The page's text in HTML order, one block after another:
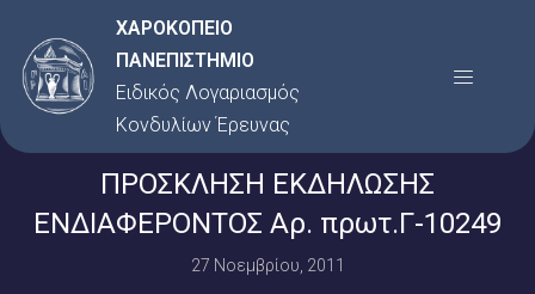
στο
περιεχόμενο
ΧΑΡΟΚΟΠΕΙΟ
ΠΑΝΕΠΙΣΤΗΜΙΟ
Ειδικός Λογαριασμός
Κονδυλίων Έρευνας
Menu
ΠΡΟΣΚΛΗΣΗ ΕΚΔΗΛΩΣΗΣ
ΕΝΔΙΑΦΕΡΟΝΤΟΣ Αρ. πρωτ.Γ-10249
27 Νοεμβρίου, 2011